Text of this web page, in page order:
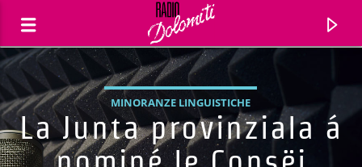
MINORANZE LINGUISTICHE
La Junta provinziala á